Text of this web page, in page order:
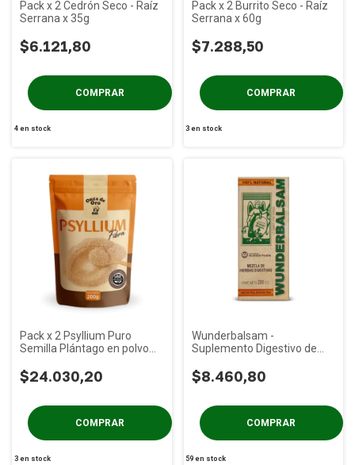
Pack x 2 Cedrón Seco - Raíz
Serrana x 35g
$6.121,80
4en stock
Pack x 2 Burrito Seco - Raíz
Serrana x 60g
$7.288,50
3 en stock
Pack x 2 Psyllium Puro
Semilla Plántago en polvo
$24.030,20
3en stock
Wunderbalsam -
Suplemento Digestivo de
$8.460,80
59 en stock